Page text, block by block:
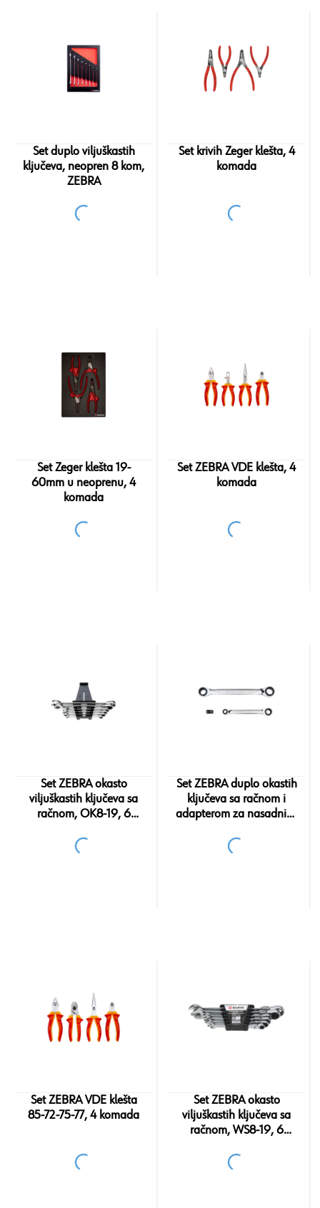
Set duplo viljuškastih
ključeva, neopren 8 kom,
ZEBRA
Set krivih Zeger klešta, 4
komada
Set Zeger klešta 19-
60mm u neoprenu, 4
komada
Set ZEBRA VDE klešta, 4
komada
Set ZEBRA okasto
viljuškastih ključeva sa
račnom, OK8-19, 6
Set ZEBRA duplo okastih
ključeva sa račnom i
adapterom za nasadnike
Set ZEBRA VDE klešta
85-72-75-77, 4 komada
Set ZEBRA okasto
viljuškastih ključeva sa
račnom, WS8-19, 6